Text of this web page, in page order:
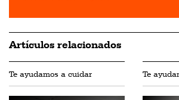
Artículos relacionados
Te ayudamos a cuidar Te